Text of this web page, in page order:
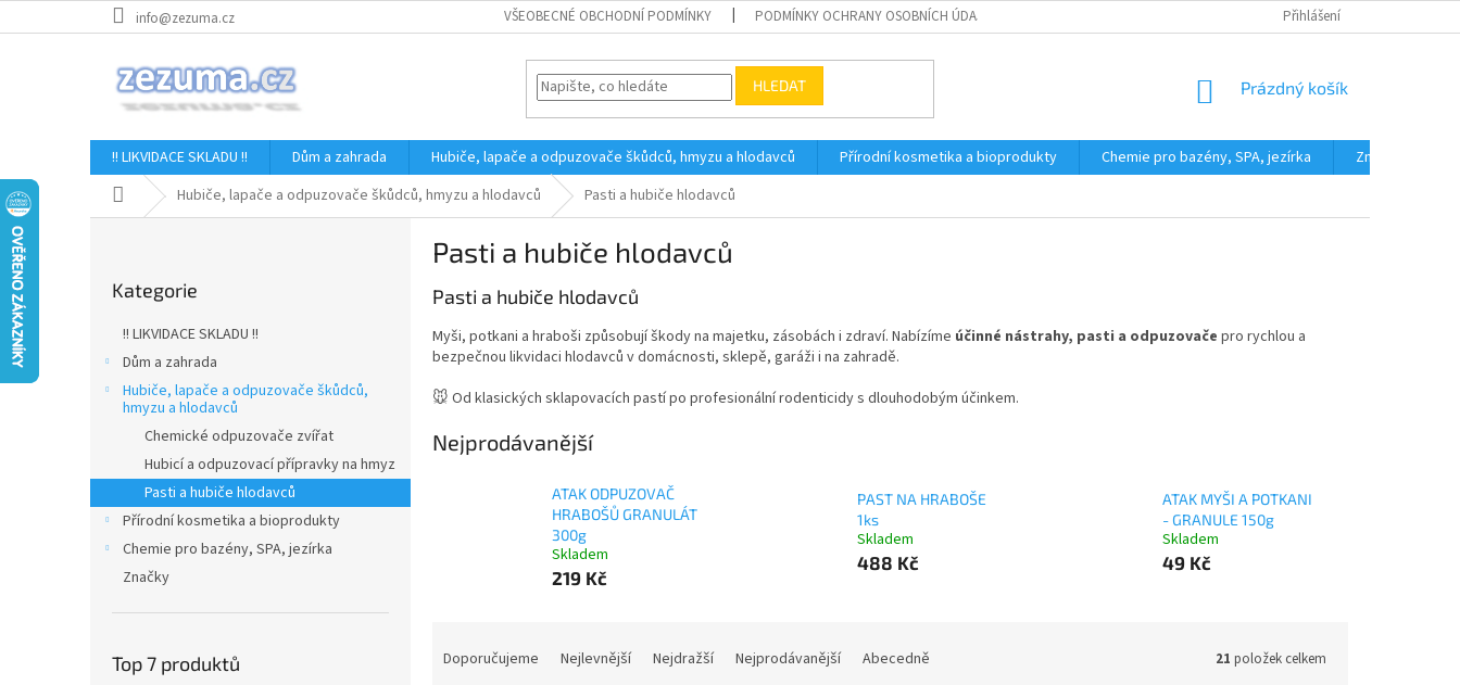
na
info@zezuma.cz VŠEOBECNÉ OBCHODNÍ PODMÍNKY PODMÍNKY OCHRANY OSOBNÍCH ÚDAJŮ FORMULÁŘ PRO ODSTOUPENÍ OD KUPNÍ
Přihlášení
HLEDAT
NÁKUPNÍ
Prázdný košík
!! LIKVIDACE SKLADU !! Dům a zahrada Hubiče, lapače a odpuzovače škůdců, hmyzu a hlodavců Přírodní kosmetika a bioprodukty Chemie pro bazény, SPA, jezírka
Značky
Domů Hubiče, lapače a odpuzovače škůdců, hmyzu a hlodavců Pasti a hubiče hlodavců
e
kategorie
Kategorie
!! LIKVIDACE SKLADU !!
Dům a zahrada
Hubiče, lapače a odpuzovače škůdců,
hmyzu a hlodavců
Chemické odpuzovače zvířat
Hubicí a odpuzovací přípravky na hmyz
Pasti a hubiče hlodavců
Přírodní kosmetika a bioprodukty
Chemie pro bazény, SPA, jezírka
Značky
Top 7 produktů
Pasti a hubiče hlodavců
Pasti a hubiče hlodavců
Myši, potkani a hraboši způsobují škody na majetku, zásobách i zdraví. Nabízíme účinné nástrahy, pasti a odpuzovače pro rychlou a
bezpečnou likvidaci hlodavců v domácnosti, sklepě, garáži i na zahradě.
🐭 Od klasických sklapovacích pastí po profesionální rodenticidy s dlouhodobým účinkem.
Nejprodávanější
ATAK ODPUZOVAČ
HRABOŠŮ GRANULÁT
300g
Skladem
219 Kč
PAST NA HRABOŠE
1ks
Skladem
488 Kč
ATAK MYŠI A POTKANI
- GRANULE 150g
Skladem
49 Kč
Doporučujeme Nejlevnější Nejdražší Nejprodávanější Abecedně 21 položek celkem